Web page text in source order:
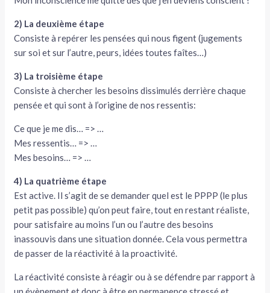
2) La deuxième étape
Consiste à repérer les pensées qui nous figent (jugements
sur soi et sur l’autre, peurs, idées toutes faîtes…)
3) La troisième étape
Consiste à chercher les besoins dissimulés derrière chaque
pensée et qui sont à l’origine de nos ressentis:
Ce que je me dis… => …
Mes ressentis… => …
Mes besoins… => …
4) La quatrième étape
Est active. Il s’agit de se demander quel est le PPPP (le plus
petit pas possible) qu’on peut faire, tout en restant réaliste,
pour satisfaire au moins l’un ou l’autre des besoins
inassouvis dans une situation donnée. Cela vous permettra
de passer de la réactivité à la proactivité.
La réactivité consiste à réagir ou à se défendre par rapport à